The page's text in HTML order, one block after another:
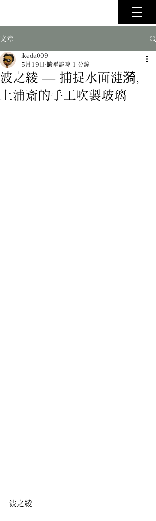
文章
波之綾 — 捕捉水面漣漪，
上浦斎的手工吹製玻璃
ikeda009
5月19日 讀畢需時 1 分鐘
波之綾